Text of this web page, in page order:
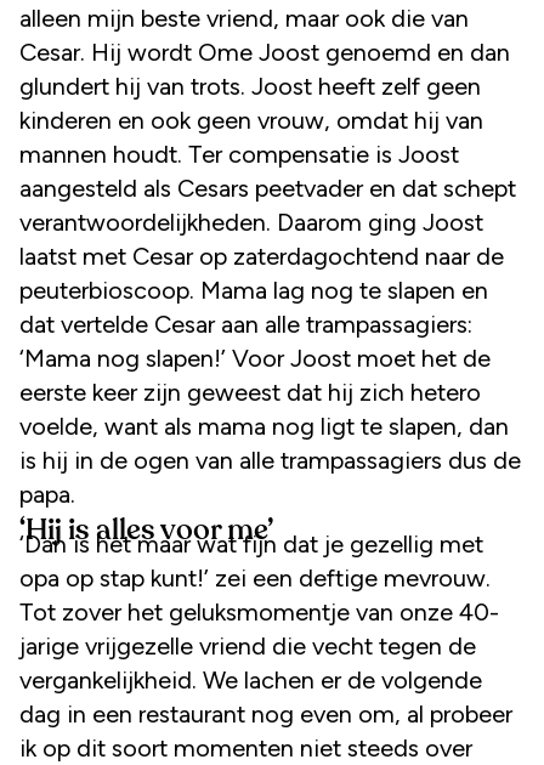
alleen mijn beste vriend, maar ook die van
Cesar. Hij wordt Ome Joost genoemd en dan
glundert hij van trots. Joost heeft zelf geen
kinderen en ook geen vrouw, omdat hij van
mannen houdt. Ter compensatie is Joost
aangesteld als Cesars peetvader en dat schept
verantwoordelijkheden. Daarom ging Joost
laatst met Cesar op zaterdagochtend naar de
peuterbioscoop. Mama lag nog te slapen en
dat vertelde Cesar aan alle trampassagiers:
‘Mama nog slapen!’ Voor Joost moet het de
eerste keer zijn geweest dat hij zich hetero
voelde, want als mama nog ligt te slapen, dan
is hij in de ogen van alle trampassagiers dus de
papa.
‘Hij is alles voor me’
‘Dan is het maar wat fijn dat je gezellig met
opa op stap kunt!’ zei een deftige mevrouw.
Tot zover het geluksmomentje van onze 40-
jarige vrijgezelle vriend die vecht tegen de
vergankelijkheid. We lachen er de volgende
dag in een restaurant nog even om, al probeer
ik op dit soort momenten niet steeds over